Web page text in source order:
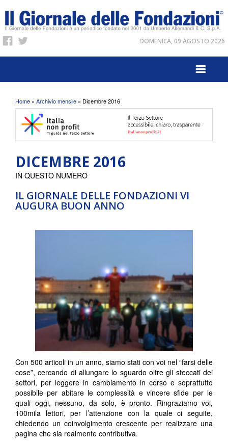
DOMENICA, 09 AGOSTO 2026
Tu sei qui
Home » Archivio mensile » Dicembre 2016
DICEMBRE 2016
IL GIORNALE DELLE FONDAZIONI VI
AUGURA BUON ANNO
IN QUESTO NUMERO
Con 500 articoli in un anno, siamo stati con voi nel “farsi delle
cose”, cercando di allungare lo sguardo oltre gli steccati dei
settori, per leggere in cambiamento in corso e soprattutto
possibile per abitare le complessità e vincere sfide per le
quali oggi, nessuno, da solo, è pronto. Ringraziamo voi,
100mila lettori, per l’attenzione con la quale ci seguite,
chiedendo un coinvolgimento crescente per realizzare una
pagina che sia realmente contributiva.